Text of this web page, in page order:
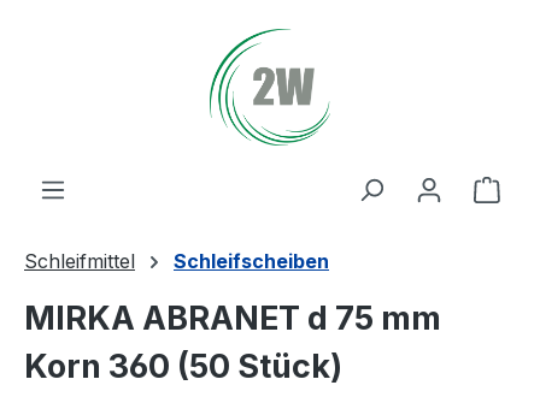
Schleifmittel Schleifscheiben
MIRKA ABRANET d 75 mm
Korn 360 (50 Stück)